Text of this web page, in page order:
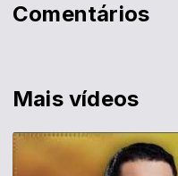
Mais vídeos
Comentários